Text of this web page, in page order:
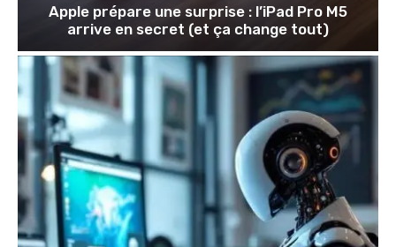
Apple prépare une surprise : l’iPad Pro M5
arrive en secret (et ça change tout)